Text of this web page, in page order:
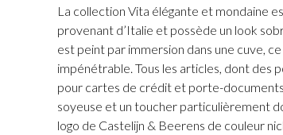
La collection Vita élégante et mondaine
provenant d’Italie et possède un look
est peint par immersion dans une cuve,
impénétrable. Tous les articles, dont des
pour cartes de crédit et porte-
soyeuse et un toucher particulièrement
logo de Castelijn & Beerens de couleur